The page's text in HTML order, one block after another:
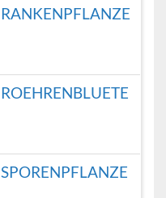
RANKENPFLANZE
ROEHRENBLUETE
SPORENPFLANZE